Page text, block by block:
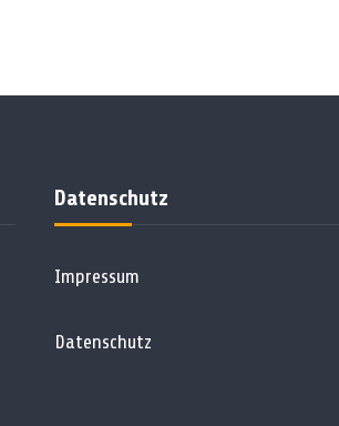
Datenschutz
Impressum
Datenschutz